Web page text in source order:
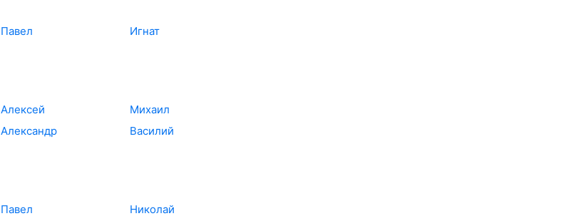
Павел
Игнат
Алексей
Михаил
Александр
Василий
Павел Николай